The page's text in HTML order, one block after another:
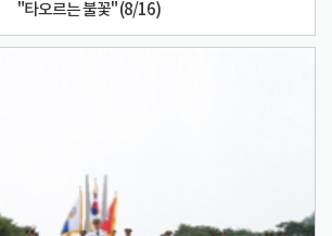
"타오르는 불꽃" (8/16)